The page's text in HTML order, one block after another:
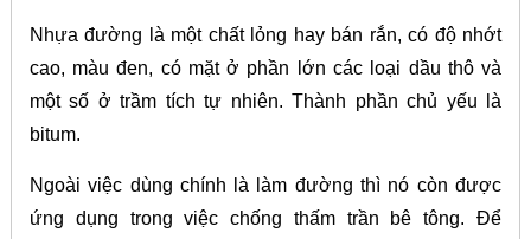
Nhựa đường là một chất lỏng hay bán rắn, có độ nhớt
cao, màu đen, có mặt ở phần lớn các loại dầu thô và
một số ở trầm tích tự nhiên. Thành phần chủ yếu là
bitum.
Ngoài việc dùng chính là làm đường thì nó còn được
ứng dụng trong việc chống thấm trần bê tông. Để